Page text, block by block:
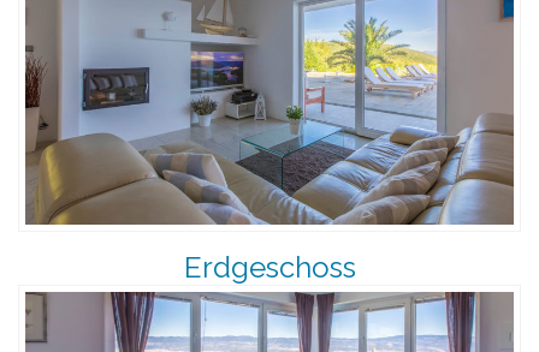
Erdgeschoss